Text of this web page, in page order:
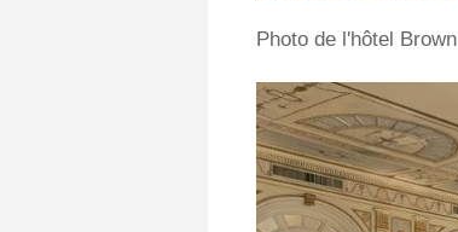
Photo de l'hôtel Brown